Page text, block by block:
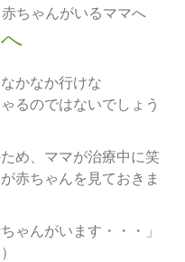
赤ちゃんがいるママへ
かなか行けな
るのではないでしょう
め、ママが治療中に笑
赤ちゃんを見ておきま
ゃんがいます・・・」